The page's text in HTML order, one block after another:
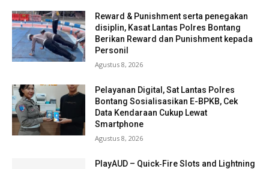
Reward & Punishment serta penegakan
disiplin, Kasat Lantas Polres Bontang
Berikan Reward dan Punishment kepada
Personil
Agustus 8, 2026
Pelayanan Digital, Sat Lantas Polres
Bontang Sosialisasikan E-BPKB, Cek
Data Kendaraan Cukup Lewat
Smartphone
Agustus 8, 2026
PlayAUD – Quick‑Fire Slots and Lightning